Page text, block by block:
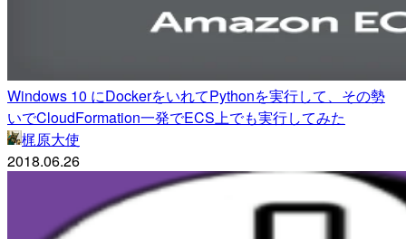
Windows 10 にDockerをいれてPythonを実行して、その勢
いでCloudFormation一発でECS上でも実行してみた
梶原大使
2018.06.26